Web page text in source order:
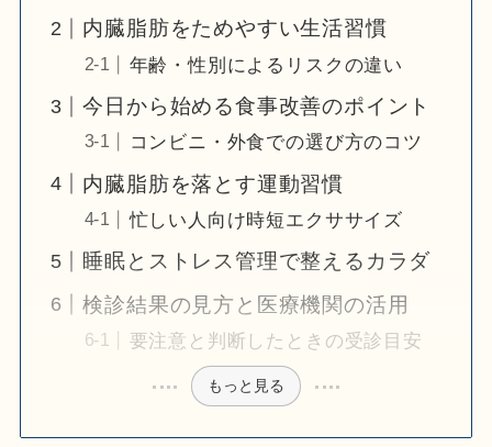
内臓脂肪をためやすい生活習慣
年齢・性別によるリスクの違い
今日から始める食事改善のポイント
コンビニ・外食での選び方のコツ
内臓脂肪を落とす運動習慣
忙しい人向け時短エクササイズ
睡眠とストレス管理で整えるカラダ
検診結果の見方と医療機関の活用
要注意と判断したときの受診目安
もっと見る